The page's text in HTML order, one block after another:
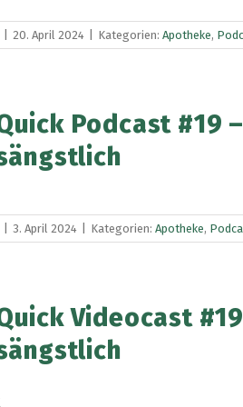
20. April 2024 Kategorien: Apotheke,
Podcast
3. April 2024 Kategorien: Apotheke,
Videocast